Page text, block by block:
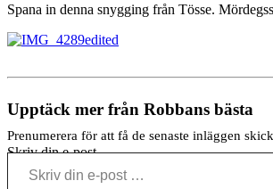
Spana in denna snygging från Tösse.
Upptäck mer från Robbans bästa
Prenumerera för att få de senaste inläggen
Skriv din e-post …